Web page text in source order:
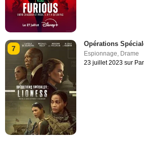
7
Opérations
Espionnage Drame
23 juillet 2023 sur